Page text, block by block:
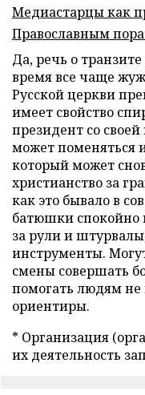
Медиастарцы как
Православным
Да, речь о
время все чаще
Русской церкви
имеет свойство
президент со
может поменяться
который может
христианство за
как это бывало в
батюшки спокойно
за рули и
инструменты.
смены совершать
помогать людям не
ориентиры.
* Организация
их деятельность